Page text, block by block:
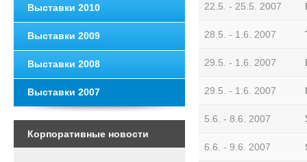
Bыставки 2010
Bыставки 2009
Bыставки 2008
Bыставки 2007
Корпоративные новости
22.5. - 25.5. 2007
28.5. - 1.6. 2007
29.5. - 1.6. 2007
29.5. - 1.6. 2007
5.6. - 8.6. 2007
6.6. - 9.6. 2007